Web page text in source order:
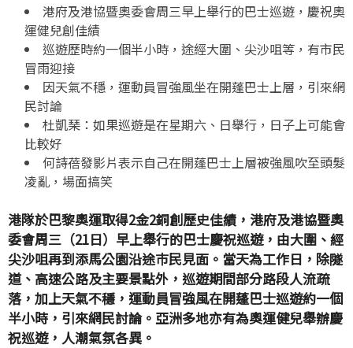
港府及港協暨奧委會周三早上舉行的巴士巡遊，慶祝奧
運健兒創佳績
巡遊歷時約一個半小時，途經大圍、尖沙咀等，有市民
冒雨迎接
因天氣不穩，運動員冒強風坐在開蓬巴士上層，引來網
民討論
杜凱琹：如果巡遊是在星期六、日舉行，日子上可能會
比較好
何詩蓓發影片表示自己在開蓬巴士上層被強風吹至頭髮
凌亂，場面搞笑
港隊於巴黎奧運取得2金2銅創歷史佳績，港府及港協暨奧
委會周三（21日）早上舉行的巴士慶祝巡遊，由大圍、經
尖沙咀再到添馬公園沿途巿民見面。當天為工作日，除隧
道、高速公路及主要景點外，巡遊期間部分路段人流疏
落，加上天氣不穩，運動員冒強風在開蓬巴士巡遊約一個
半小時，引來網民討論。亞洲多地亦有為奧運健兒舉辦慶
祝巡遊，人潮氣氛各異。